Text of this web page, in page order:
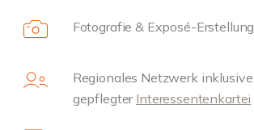
Fotografie & Exposé-Erstellung
Regionales Netzwerk
gepflegter Interessentenkartei